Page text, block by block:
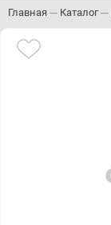
Главная Каталог